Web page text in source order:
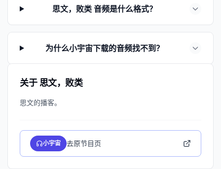
思文，败类 音频是什么格式？
为什么小宇宙下载的音频找不到？
关于 思文，败类
小宇宙 去原节目页